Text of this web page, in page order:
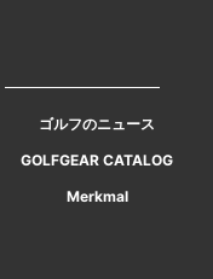
ゴルフのニュース
GOLFGEAR CATALOG
Merkmal